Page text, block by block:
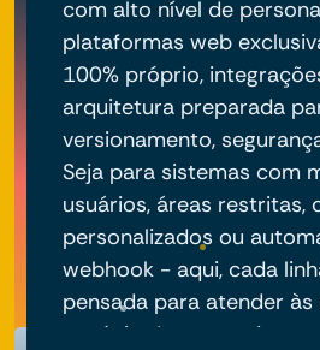
com alto nível de
plataformas web
100% próprio,
arquitetura preparada
versionamento,
Seja para sistemas com
usuários, áreas restritas,
personalizados ou
webhook - aqui, cada
pensada para atender
negócio do seu projeto.